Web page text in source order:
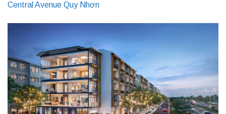
Central Avenue Quy Nhơn